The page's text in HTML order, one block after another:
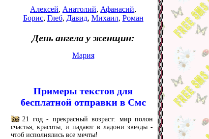
Алексей, Анатолий, Афанасий,
Борис, Глеб, Давид, Михаил, Роман
День ангела у женщин:
Мария
Примеры текстов для
бесплатной отправки в Смс
21 год - прекрасный возраст: мир полон
счастья, красоты, и падают в ладони звезды -
чтоб исполнялись все мечты!